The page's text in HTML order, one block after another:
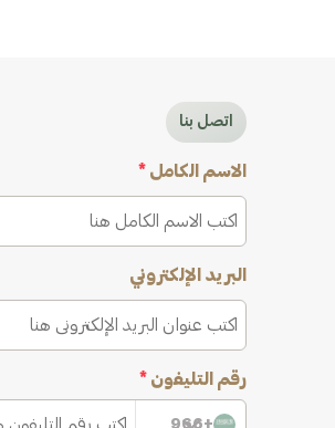
اتصل بنا
الاسم الكامل *
البريد الإلكتروني
رقم التليفون *
+966